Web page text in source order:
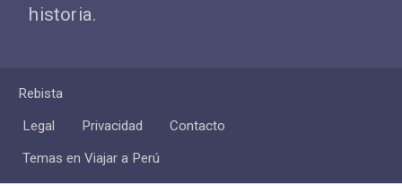
historia.
Rebista
Legal
Privacidad
Contacto
Temas en Viajar a Perú